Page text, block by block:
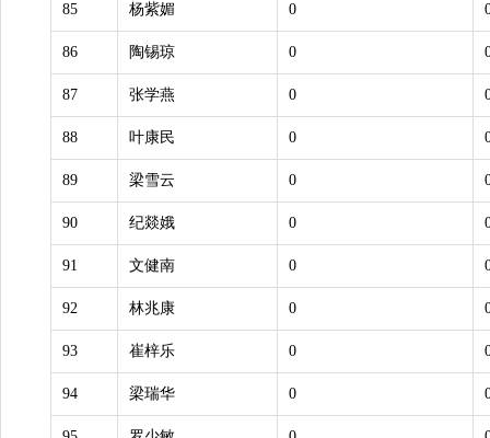
85 杨紫媚 0
86 陶锡琼 0
87 张学燕 0
88 叶康民 0
89 梁雪云 0
90 纪燚娥 0
91 文健南 0
92 林兆康 0
93 崔梓乐 0
94 梁瑞华 0